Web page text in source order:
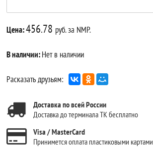
Цена:456.78 руб. за NMP.
В наличии:Нет в наличии
Расказать друзьям:
Доставка по всей России
Доставка до терминала ТК бесплатно
Visa / MasterCard
Принимется оплата пластиковыми картами